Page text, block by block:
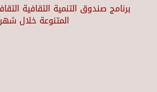
برنامج صندوق التنمية الثقافية
المتنوعة خلال